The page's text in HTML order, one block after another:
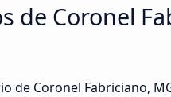
de Coronel
de Coronel Fabriciano,